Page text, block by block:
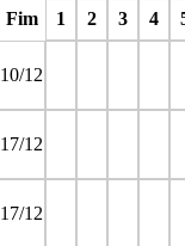
Fim 1 2 3 4
10/12
17/12
17/12